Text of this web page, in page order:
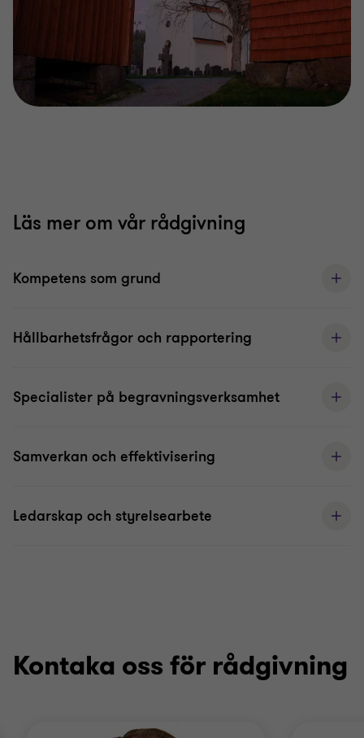
Läs mer om vår rådgivning
Kompetens som grund
Hållbarhetsfrågor och rapportering
Specialister på begravningsverksamhet
Samverkan och effektivisering
Ledarskap och styrelsearbete
Kontaka oss för rådgivning